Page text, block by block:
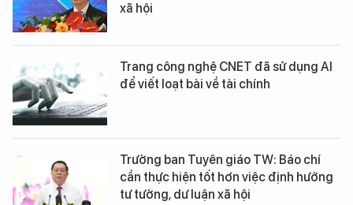
xã hội
Trang công nghệ CNET đã sử dụng AI
để viết loạt bài về tài chính
Trưởng ban Tuyên giáo TW: Báo chí
cần thực hiện tốt hơn việc định hướng
tư tưởng, dư luận xã hội